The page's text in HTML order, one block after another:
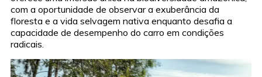
com a oportunidade de observar a exuberância da
floresta e a vida selvagem nativa enquanto desafia a
capacidade de desempenho do carro em condições
radicais.